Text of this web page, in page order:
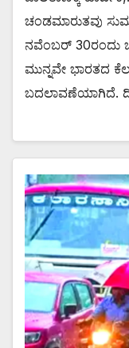
ಚಂಡಮಾರುತವು
ನವೆಂಬರ್ 30ರಂದು
ಮುನ್ನವೇ ಭಾರತದ
ಬದಲಾವಣೆಯಾಗಿದೆ.